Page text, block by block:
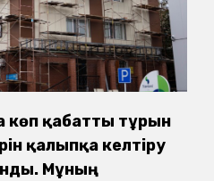
қабатты тұрғын
қалыпқа келтіру
Мұның